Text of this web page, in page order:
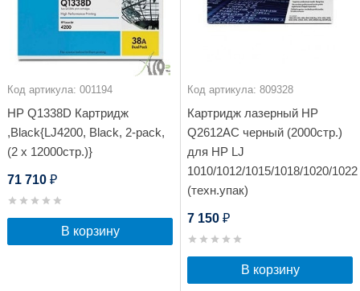
Код артикула: 001194
HP Q1338D Картридж
,Black{LJ4200, Black, 2-pack,
(2 x 12000стр.)}
71 710 ₽
В корзину
Код артикула: 809328
Картридж лазерный HP
Q2612AC черный (2000стр.)
для HP LJ
1010/1012/1015/1018/1020/1022
(техн.упак)
7 150 ₽
В корзину